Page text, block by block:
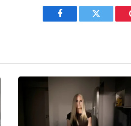
FacebookTwitter